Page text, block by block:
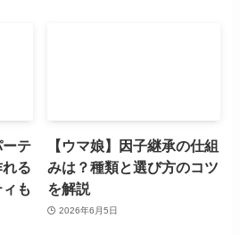
ーテ
る
も
【ウマ娘】因子継承の仕組
みは？種類と選び方のコツ
を解説
2026年6月5日